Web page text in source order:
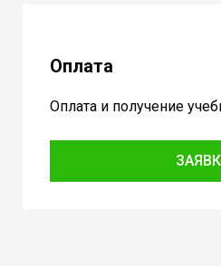
Оплата
Оплата и получение